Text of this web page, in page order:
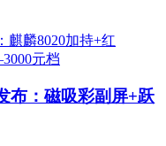
布：磁吸彩副屏+跃